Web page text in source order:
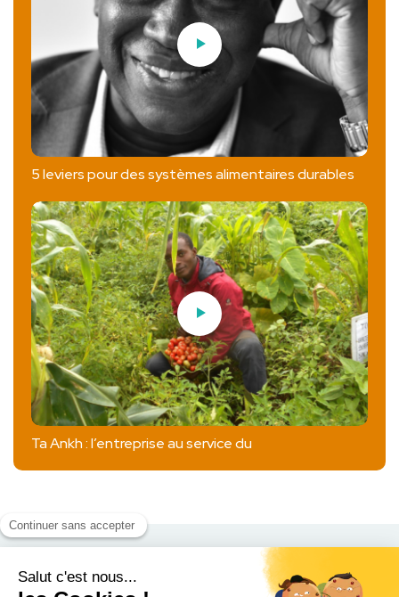
5 leviers pour des systèmes alimentaires durables
Ta Ankh : l’entreprise au service du